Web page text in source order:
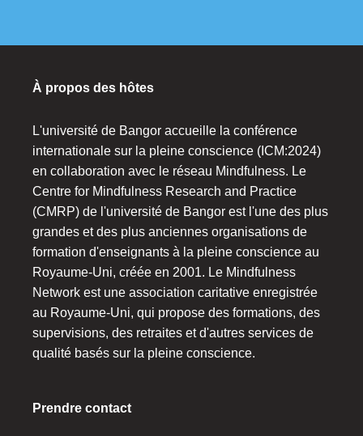
À propos des hôtes
L'université de Bangor accueille la conférence
internationale sur la pleine conscience (ICM:2024)
en collaboration avec le réseau Mindfulness. Le
Centre for Mindfulness Research and Practice
(CMRP) de l'université de Bangor est l'une des plus
grandes et des plus anciennes organisations de
formation d'enseignants à la pleine conscience au
Royaume-Uni, créée en 2001. Le Mindfulness
Network est une association caritative enregistrée
au Royaume-Uni, qui propose des formations, des
supervisions, des retraites et d'autres services de
qualité basés sur la pleine conscience.
Prendre contact